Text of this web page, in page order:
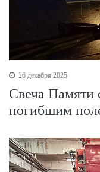
26 декабря 2025
Свеча Памяти
погибшим